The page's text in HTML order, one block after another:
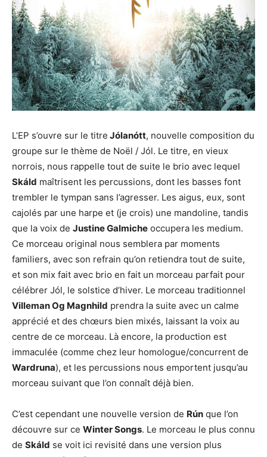
L’EP s’ouvre sur le titre Jólanótt, nouvelle composition du
groupe sur le thème de Noël / Jól. Le titre, en vieux
norrois, nous rappelle tout de suite le brio avec lequel
Skáld maîtrisent les percussions, dont les basses font
trembler le tympan sans l’agresser. Les aigus, eux, sont
cajolés par une harpe et (je crois) une mandoline, tandis
que la voix de Justine Galmiche occupera les medium.
Ce morceau original nous semblera par moments
familiers, avec son refrain qu’on retiendra tout de suite,
et son mix fait avec brio en fait un morceau parfait pour
célébrer Jól, le solstice d’hiver. Le morceau traditionnel
Villeman Og Magnhild prendra la suite avec un calme
apprécié et des chœurs bien mixés, laissant la voix au
centre de ce morceau. Là encore, la production est
immaculée (comme chez leur homologue/concurrent de
Wardruna), et les percussions nous emportent jusqu’au
morceau suivant que l’on connaît déjà bien.
C’est cependant une nouvelle version de Rún que l’on
découvre sur ce Winter Songs. Le morceau le plus connu
de Skáld se voit ici revisité dans une version plus